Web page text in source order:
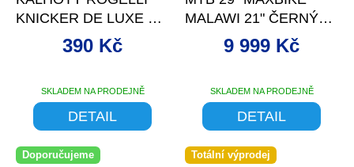
KNICKER DE LUXE 3/4
W BLACK
SKLADEM NA PRODEJNĚ
390 Kč
DETAIL
MALAWI 21" ČERNÝ
MAT/ŽLUTÁ
SKLADEM NA PRODEJNĚ
9 999 Kč
DETAIL
Doporučujeme Totální výprodej